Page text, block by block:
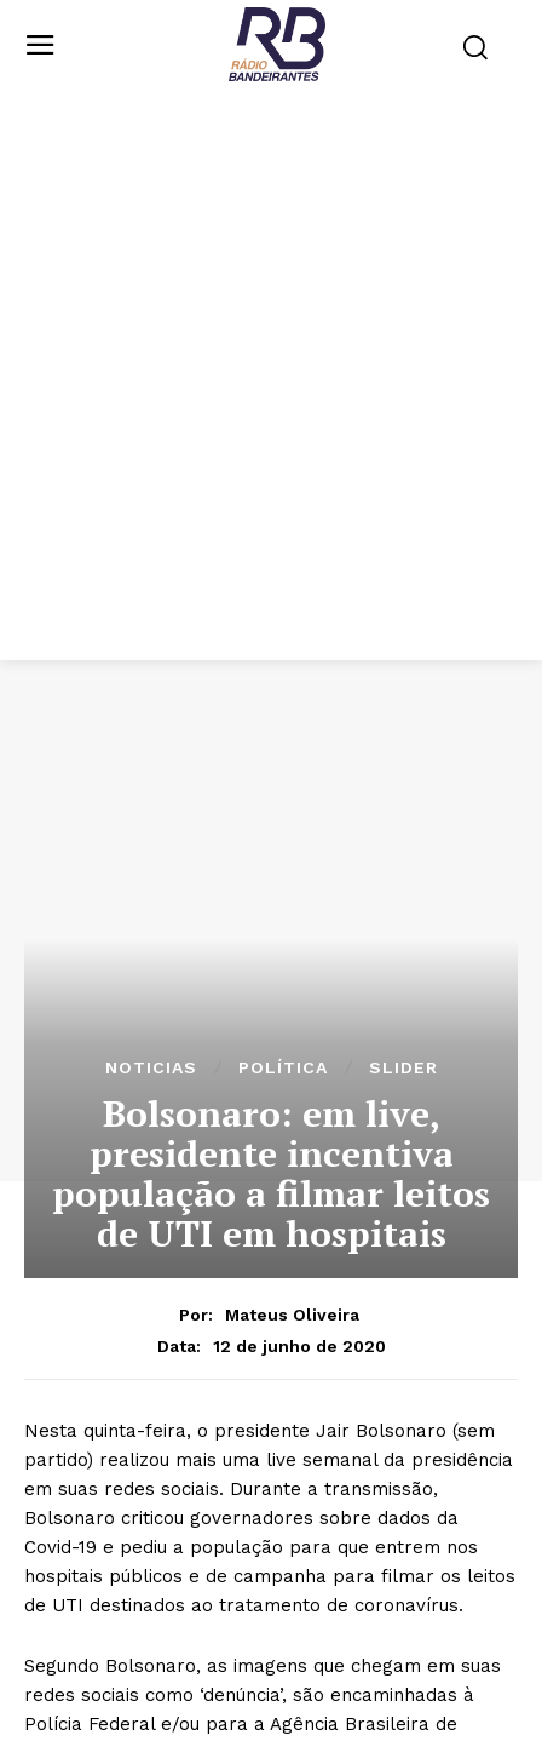
NOTICIAS POLÍTICA SLIDER
Bolsonaro: em live,
presidente incentiva
população a filmar leitos
de UTI em hospitais
Por:
Mateus Oliveira
Data:
12 de junho de 2020
Nesta quinta-feira, o presidente Jair Bolsonaro (sem
partido) realizou mais uma live semanal da presidência
em suas redes sociais. Durante a transmissão,
Bolsonaro criticou governadores sobre dados da
Covid-19 e pediu a população para que entrem nos
hospitais públicos e de campanha para filmar os leitos
de UTI destinados ao tratamento de coronavírus.
Segundo Bolsonaro, as imagens que chegam em suas
redes sociais como ‘denúncia’, são encaminhadas à
Polícia Federal e/ou para a Agência Brasileira de